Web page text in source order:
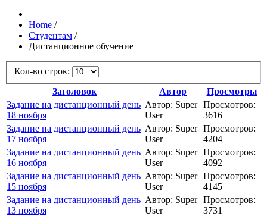
Home /
Студентам /
Дистанционное обучение
Кол-во строк:
Заголовок
Автор
Просмотры
Задание на дистанционный день
18 ноября
Автор: Super
User
Просмотров:
3616
Задание на дистанционный день
17 ноября
Автор: Super
User
Просмотров:
4204
Задание на дистанционный день
16 ноября
Автор: Super
User
Просмотров:
4092
Задание на дистанционный день
15 ноября
Автор: Super
User
Просмотров:
4145
Задание на дистанционный день
13 ноября
Автор: Super
User
Просмотров:
3731